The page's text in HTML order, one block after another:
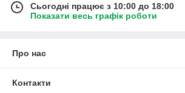
Сьогодні працює з 10:00 до 18:00
Показати весь графік роботи
Про нас
Контакти